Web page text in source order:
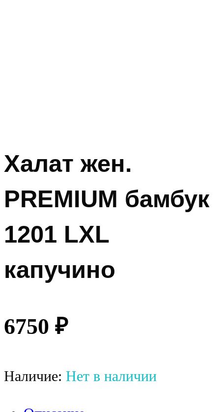
Халат жен.
PREMIUM бамбук
1201 LXL
капучино
6750 ₽
Наличие: Нет в наличии